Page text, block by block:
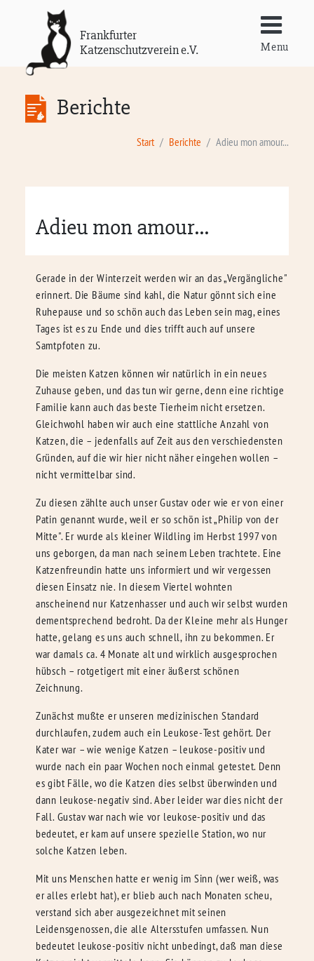
Frankfurter
Katzenschutzverein e.V.
Menu
Berichte
Start Berichte Adieu mon amour...
Adieu mon amour...
Gerade in der Winterzeit werden wir an das „Vergängliche"
erinnert. Die Bäume sind kahl, die Natur gönnt sich eine
Ruhepause und so schön auch das Leben sein mag, eines
Tages ist es zu Ende und dies trifft auch auf unsere
Samtpfoten zu.
Die meisten Katzen können wir natürlich in ein neues
Zuhause geben, und das tun wir gerne, denn eine richtige
Familie kann auch das beste Tierheim nicht ersetzen.
Gleichwohl haben wir auch eine stattliche Anzahl von
Katzen, die – jedenfalls auf Zeit aus den verschiedensten
Gründen, auf die wir hier nicht näher eingehen wollen –
nicht vermittelbar sind.
Zu diesen zählte auch unser Gustav oder wie er von einer
Patin genannt wurde, weil er so schön ist „Philip von der
Mitte". Er wurde als kleiner Wildling im Herbst 1997 von
uns geborgen, da man nach seinem Leben trachtete. Eine
Katzenfreundin hatte uns informiert und wir vergessen
diesen Einsatz nie. In diesem Viertel wohnten
anscheinend nur Katzenhasser und auch wir selbst wurden
dementsprechend bedroht. Da der Kleine mehr als Hunger
hatte, gelang es uns auch schnell, ihn zu bekommen. Er
war damals ca. 4 Monate alt und wirklich ausgesprochen
hübsch – rotgetigert mit einer äußerst schönen
Zeichnung.
Zunächst mußte er unseren medizinischen Standard
durchlaufen, zudem auch ein Leukose-Test gehört. Der
Kater war – wie wenige Katzen – leukose-positiv und
wurde nach ein paar Wochen noch einmal getestet. Denn
es gibt Fälle, wo die Katzen dies selbst überwinden und
dann leukose-negativ sind. Aber leider war dies nicht der
Fall. Gustav war nach wie vor leukose-positiv und das
bedeutet, er kam auf unsere spezielle Station, wo nur
solche Katzen leben.
Mit uns Menschen hatte er wenig im Sinn (wer weiß, was
er alles erlebt hat), er blieb auch nach Monaten scheu,
verstand sich aber ausgezeichnet mit seinen
Leidensgenossen, die alle Altersstufen umfassen. Nun
bedeutet leukose-positiv nicht unbedingt, daß man diese